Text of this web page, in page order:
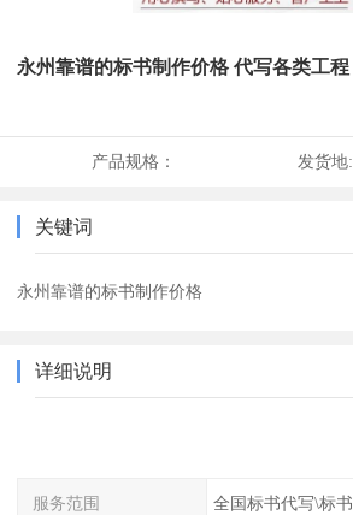
永州靠谱的标书制作价格 代写各类工程
产品规格： 发货地:
关键词
永州靠谱的标书制作价格
详细说明
服务范围 全国标书代写\标